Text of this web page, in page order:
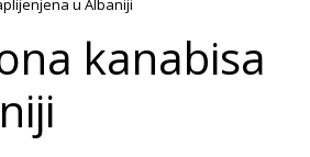
u Albaniji
kanabisa